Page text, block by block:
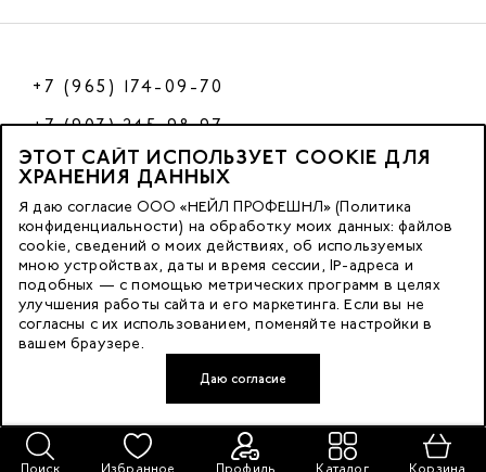
+7 (965) 174-09-70
+7 (903) 245-98-97
РФ
© 2023 Nano Prof
Developed by FACE FAMILY
117342, Russia, Moscow, Butlerova Street. 17, «BC Neo Geo»
floor 3, office 3079
ЭТОТ САЙТ ИСПОЛЬЗУЕТ COOKIE ДЛЯ
ХРАНЕНИЯ ДАННЫХ
Я даю согласие ООО «НЕЙЛ ПРОФЕШНЛ» (Политика
конфиденциальности) на обработку моих данных: файлов
cookie, сведений о моих действиях, об используемых
мною устройствах, даты и время сессии, IP-адреса и
подобных — с помощью метрических программ в целях
улучшения работы сайта и его маркетинга. Если вы не
согласны с их использованием, поменяйте настройки в
вашем браузере.
Даю согласие